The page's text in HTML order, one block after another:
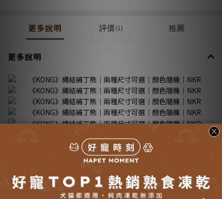
更多說明 評價(1) 推薦
更多說明